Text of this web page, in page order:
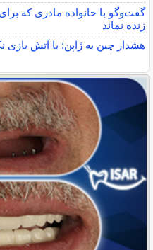
گفت‌وگو با خانواده مادری که
زنده نماند
هشدار چین به ژاپن: با آتش بازی